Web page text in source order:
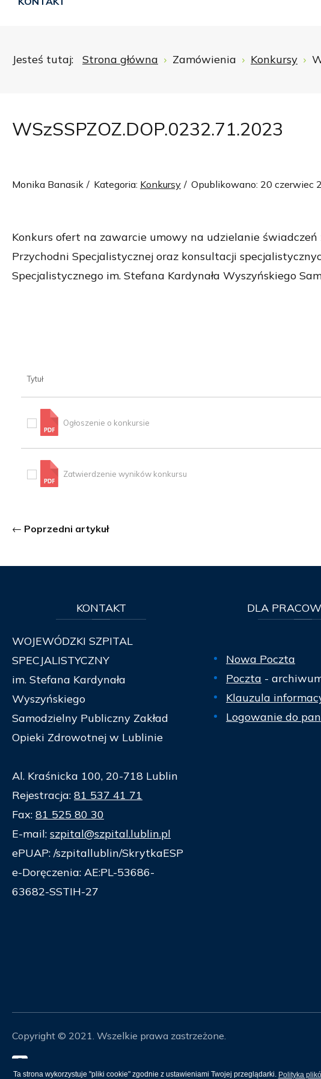
Ta strona wykorzystuje "pliki cookie" zgodnie z ustawieniami Twojej przeglądarki. Polityka
Jesteś tutaj: Strona główna Zamówienia Konkursy
WSzSSPZOZ.DOP.0232.71.2023
Monika Banasik Kategoria: Konkursy Opublikowano: 20 czerwiec
Konkurs ofert na zawarcie umowy na udzielanie
Przychodni Specjalistycznej oraz konsultacji
Specjalistycznego im. Stefana Kardynała Wyszyńskiego
Tytuł
Ogłoszenie o konkursie
Zatwierdzenie wyników konkursu
Poprzedni artykuł
KONTAKT
WOJEWÓDZKI SZPITAL
SPECJALISTYCZNY
im. Stefana Kardynała
Wyszyńskiego
Samodzielny Publiczny Zakład
Opieki Zdrowotnej w Lublinie
Al. Kraśnicka 100, 20-718 Lublin
Rejestracja: 81 537 41 71
Fax: 81 525 80 30
E-mail: szpital@szpital.lublin.pl
ePUAP: /szpitallublin/SkrytkaESP
e-Doręczenia: AE:PL-53686-
63682-SSTIH-27
DLA
Nowa Poczta
Poczta -
Klauzula
Logowanie do
Copyright © 2021. Wszelkie prawa zastrzeżone.